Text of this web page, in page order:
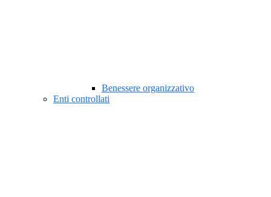
Benessere organizzativo
Enti controllati